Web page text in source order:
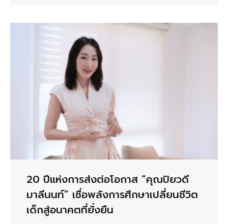
20 ปีแห่งการส่งต่อโอกาส “คุณปิยวดี
มาลีนนท์” เชื่อพลังการศึกษาเปลี่ยนชีวิต
เด็กสู่อนาคตที่ยั่งยืน